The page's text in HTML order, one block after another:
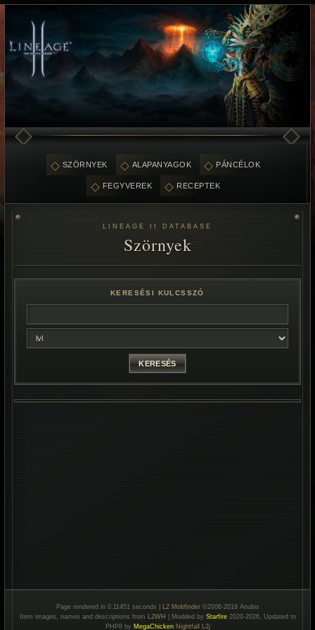
SZÖRNYEK ALAPANYAGOK PÁNCÉLOK
FEGYVEREK RECEPTEK
LINEAGE II DATABASE
Szörnyek
KERESÉSI KULCSSZÓ
Page rendered in 0.11451 seconds | L2 Mobfinder©2006-2018 Anubis
Item images, names and descriptions from L2WH | Modded by Starfire2020-2026, Updated to
PHP8 by MegaChicken Nightfall L2j